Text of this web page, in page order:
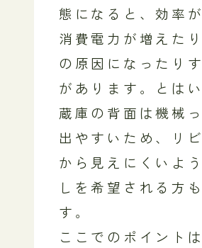
態になると、効率
消費電力が増えた
の原因になったり
があります。とは
蔵庫の背面は機械
出やすいため、リ
から見えにくいよ
しを希望される方
す。
ここでのポイント